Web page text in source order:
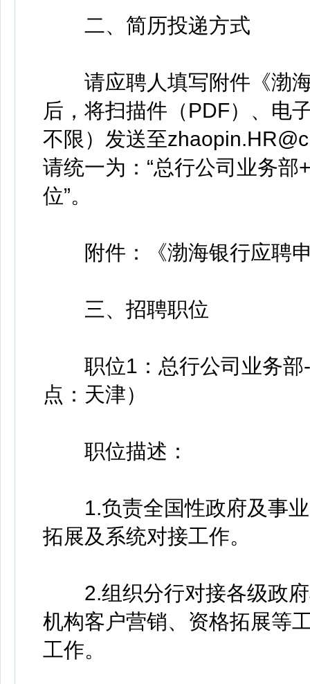
二、简历投递方式
请应聘人填写附件《渤海
后，将扫描件（PDF）、电
不限）发送至
请统一为：“总行公司业务
位”。
附件：《渤海银行应聘
三、招聘职位
职位1：总行公司业务部-
点：天津）
职位描述：
1.负责全国性政府及事业
拓展及系统对接工作。
2.组织分行对接各级政府
机构客户营销、资格拓展等
工作。